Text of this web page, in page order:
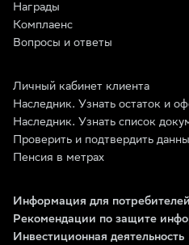
Награды
Комплаенс
Вопросы и ответы
Личный кабинет клиента
Наследник. Узнать остаток и
Наследник. Узнать список
Проверить и подтвердить
Пенсия в метрах
Информация для
Рекомендации по защите
Инвестиционная деятельность